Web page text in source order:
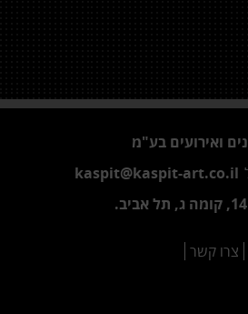
ואירועים בע"מ
kaspit@kaspit-art.co.il
צרו קשר